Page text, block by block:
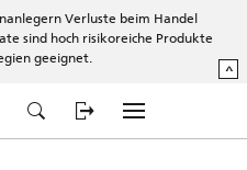
Verluste beim Handel
sind hoch risikoreiche Produkte
geeignet.
^